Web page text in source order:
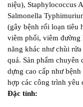
niệu), Staphylococcus
Salmonella
(gây bệnh rối loạn tiêu
viêm phổi, viêm đường
năng khác như chùi
quả. Sản phẩm
dựng cao cấp như
hợp các công trình yêu
Đặc tính: